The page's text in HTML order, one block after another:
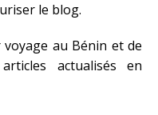
le blog.
au Bénin et de
actualisés en